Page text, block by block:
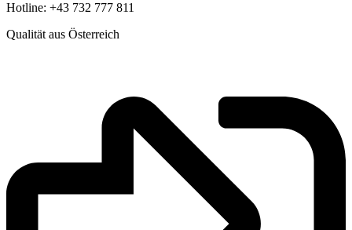
Hotline: +43 732 777 811
Qualität aus Österreich